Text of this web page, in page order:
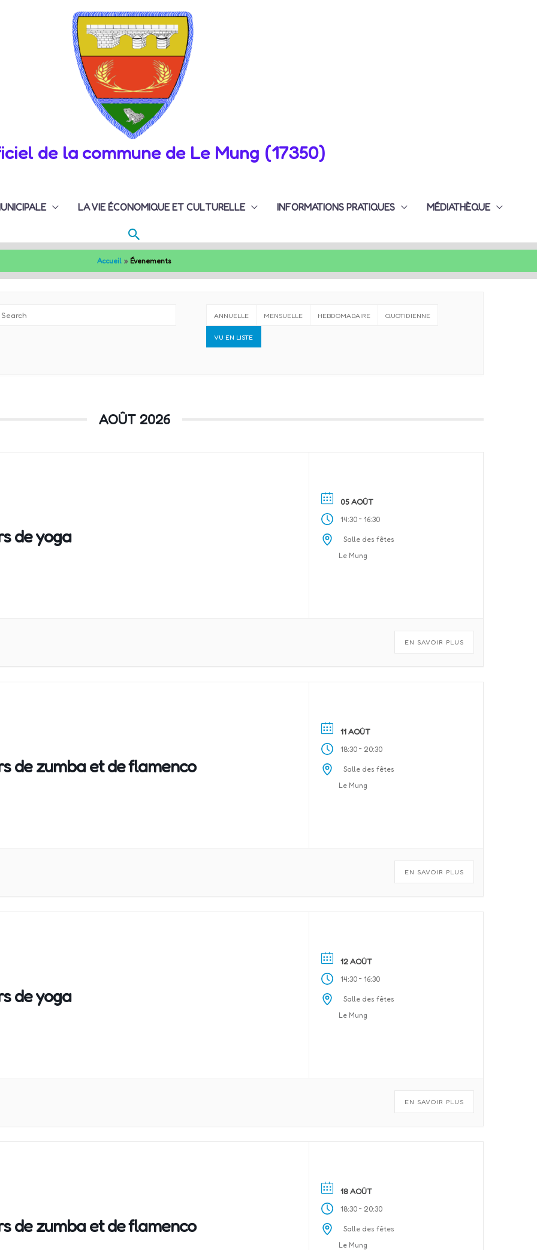
de la commune de Le Mung (17350)
LA VIE ÉCONOMIQUE ET CULTURELLE INFORMATIONS PRATIQUES MÉDIATHÈQUE
Rechercher
Accueil Évenements
ANNUELLE MENSUELLE HEBDOMADAIRE QUOTIDIENNE
VU EN LISTE
AOÛT 2026
de yoga
05 AOÛT
14:30 - 16:30
Salle des fêtes
Le Mung
EN SAVOIR PLUS
de zumba et de flamenco
11 AOÛT
18:30 - 20:30
Salle des fêtes
Le Mung
EN SAVOIR PLUS
de yoga
12 AOÛT
14:30 - 16:30
Salle des fêtes
Le Mung
EN SAVOIR PLUS
de zumba et de flamenco
18 AOÛT
18:30 - 20:30
Salle des fêtes
Le Mung